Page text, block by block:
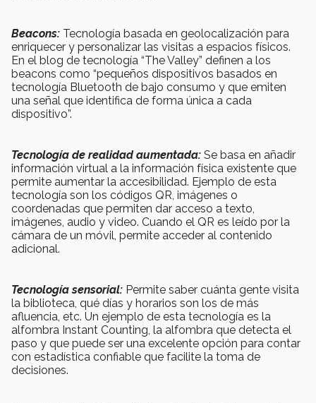
Beacons: Tecnología basada en geolocalización para
enriquecer y personalizar las visitas a espacios físicos.
En el blog de tecnología “The Valley” definen a los
beacons como “pequeños dispositivos basados en
tecnología Bluetooth de bajo consumo y que emiten
una señal que identifica de forma única a cada
dispositivo”.
Tecnología de realidad aumentada: Se basa en añadir
información virtual a la información física existente que
permite aumentar la accesibilidad. Ejemplo de esta
tecnología son los códigos QR, imágenes o
coordenadas que permiten dar acceso a texto,
imágenes, audio y video. Cuando el QR es leído por la
cámara de un móvil, permite acceder al contenido
adicional.
Tecnología sensorial: Permite saber cuánta gente visita
la biblioteca, qué días y horarios son los de más
afluencia, etc. Un ejemplo de esta tecnología es la
alfombra Instant Counting, la alfombra que detecta el
paso y que puede ser una excelente opción para contar
con estadística confiable que facilite la toma de
decisiones.